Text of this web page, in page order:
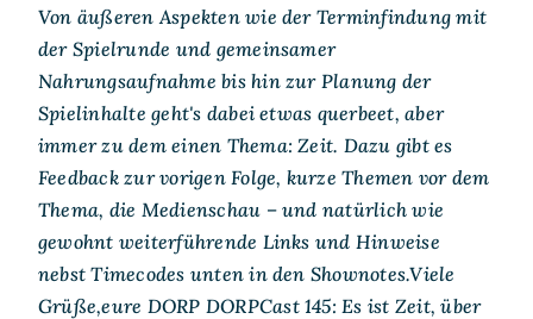
Von äußeren Aspekten wie der Terminfindung mit
der Spielrunde und gemeinsamer
Nahrungsaufnahme bis hin zur Planung der
Spielinhalte geht's dabei etwas querbeet, aber
immer zu dem einen Thema: Zeit. Dazu gibt es
Feedback zur vorigen Folge, kurze Themen vor dem
Thema, die Medienschau – und natürlich wie
gewohnt weiterführende Links und Hinweise
nebst Timecodes unten in den Shownotes.Viele
Grüße,eure DORP DORPCast 145: Es ist Zeit, über